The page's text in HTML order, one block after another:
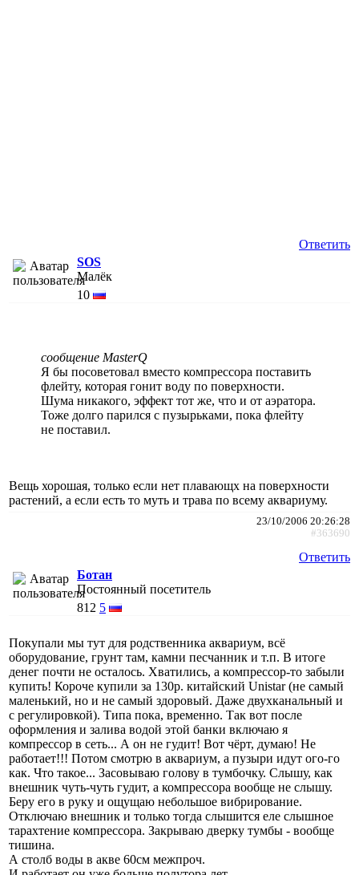
Ответить
SOS
Малёк
10
сообщение MasterQ
Я бы посоветовал вместо компрессора поставить
флейту, которая гонит воду по поверхности.
Шума никакого, эффект тот же, что и от аэратора.
Тоже долго парился с пузырьками, пока флейту
не поставил.
Вещь хорошая, только если нет плавающх на поверхности
растений, а если есть то муть и трава по всему аквариуму.
23/10/2006 20:26:28
#363690
Ответить
Ботан
Постоянный посетитель
812 5
Покупали мы тут для родственника аквариум, всё
оборудование, грунт там, камни песчанник и т.п. В итоге
денег почти не осталось. Хватились, а компрессор-то забыли
купить! Короче купили за 130р. китайский Unistar (не самый
маленький, но и не самый здоровый. Даже двухканальный и
с регулировкой). Типа пока, временно. Так вот после
оформления и залива водой этой банки включаю я
компрессор в сеть... А он не гудит! Вот чёрт, думаю! Не
работает!!! Потом смотрю в аквариум, а пузыри идут ого-го
как. Что такое... Засовываю голову в тумбочку. Слышу, как
внешник чуть-чуть гудит, а компрессора вообще не слышу.
Беру его в руку и ощущаю небольшое вибрирование.
Отключаю внешник и только тогда слышится еле слышное
тарахтение компрессора. Закрываю дверку тумбы - вообще
тишина.
А столб воды в акве 60см межпроч.